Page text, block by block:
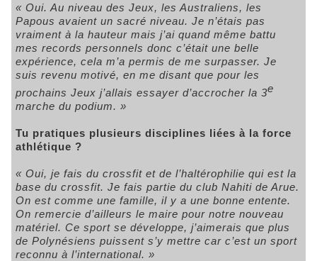
« Oui. Au niveau des Jeux, les Australiens, les
Papous avaient un sacré niveau. Je n’étais pas
vraiment à la hauteur mais j’ai quand même battu
mes records personnels donc c’était une belle
expérience, cela m’a permis de me surpasser. Je
suis revenu motivé, en me disant que pour les
prochains Jeux j’allais essayer d’accrocher la 3e
marche du podium. »
Tu pratiques plusieurs disciplines liées à la force
athlétique ?
« Oui, je fais du crossfit et de l’haltérophilie qui est la
base du crossfit. Je fais partie du club Nahiti de Arue.
On est comme une famille, il y a une bonne entente.
On remercie d’ailleurs le maire pour notre nouveau
matériel. Ce sport se développe, j’aimerais que plus
de Polynésiens puissent s’y mettre car c’est un sport
reconnu à l’international. »